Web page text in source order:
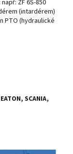
ZF 6S-850
(intardérem)
PTO (hydraulické
SCANIA,